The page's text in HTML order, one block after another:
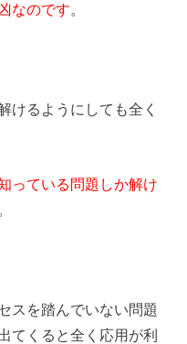
なのです。
けるようにしても全く
っている問題しか解け
。
スを踏んでいない問題
てくると全く応用が利